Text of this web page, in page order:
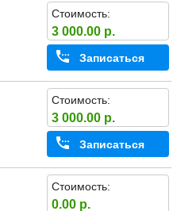
Стоимость:
3 000.00 р.
Записаться
Стоимость:
3 000.00 р.
Записаться
Стоимость:
0.00 р.